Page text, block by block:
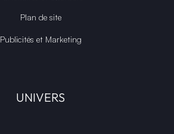
Plan de site
Publicités et Marketing
UNIVERS